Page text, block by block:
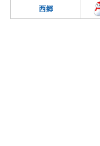
西郷